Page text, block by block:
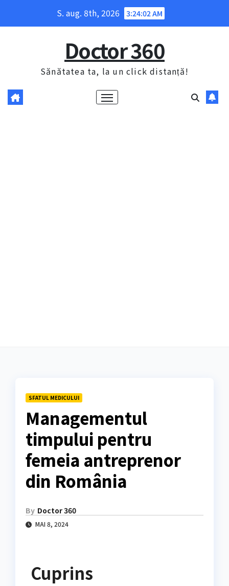
S. aug. 8th, 2026 3:24:03 AM
Doctor 360
Sănătatea ta, la un click distanță!
SFATUL MEDICULUI
Managementul
timpului pentru
femeia antreprenor
din România
By Doctor 360
MAI 8, 2024
Cuprins